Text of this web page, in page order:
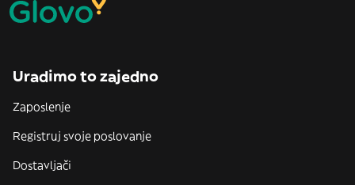
Uradimo to zajedno
Zaposlenje
Registruj svoje poslovanje
Dostavljači